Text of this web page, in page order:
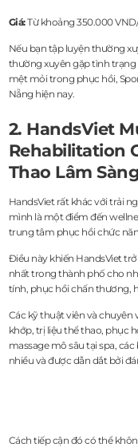
Giá:Từ khoảng 350.000
Nếu bạn tập luyện thường
thường xuyên gặp tình trạng
mệt mỏi trong phục hồi,
Nẵng hiện nay.
2. HandsViet
Rehabilitation
Thao Lâm
HandsViet rất khác với trải
mình là một điểm đến
trung tâm phục hồi chức
Điều này khiến HandsViet
nhất trong thành phố cho
tính, phục hồi chấn thương,
Các kỹ thuật viên và chuyên
khớp, trị liệu thể thao, phục
massage mô sâu tại spa,
nhiều và được dẫn dắt bởi
Cách tiếp cận đó có thể